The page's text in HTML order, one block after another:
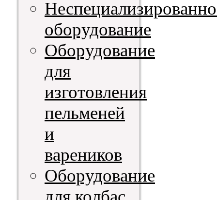
оборудование
Оборудование
для
изготовления
пельменей
и
вареников
Оборудование